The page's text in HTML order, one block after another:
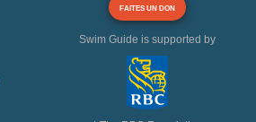
FAITES UN DON
Swim Guide is supported by